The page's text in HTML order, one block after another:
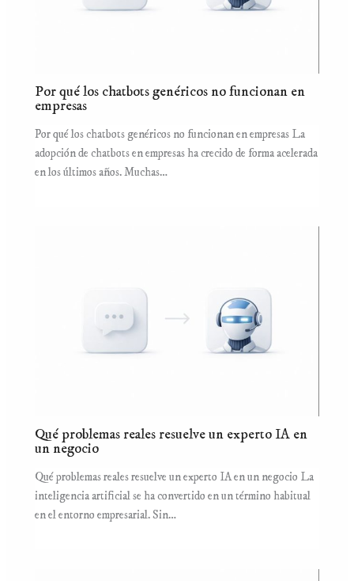
Por qué los chatbots genéricos no funcionan en
empresas
Por qué los chatbots genéricos no funcionan en empresas La
adopción de chatbots en empresas ha crecido de forma acelerada
en los últimos años. Muchas…
Qué problemas reales resuelve un experto IA en
un negocio
Qué problemas reales resuelve un experto IA en un negocio La
inteligencia artificial se ha convertido en un término habitual
en el entorno empresarial. Sin…